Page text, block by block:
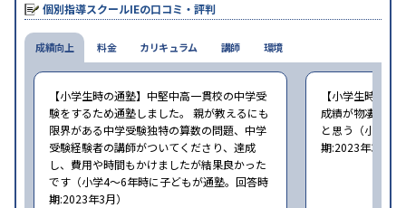
個別指導スクールIEの口コミ・評判
成績向上
【小学生時の通塾】中堅中高一貫校の中学受
験をするため通塾しました。 親が教えるにも
限界がある中学受験独特の算数の問題、中学
受験経験者の講師がついてくださり、達成
し、費用や時間もかけましたが結果良かった
です（小学4〜6年時に子どもが通塾。回答時
期:2023年3月）
【小学生時の通
成績が物凄く悪
と思う（小学6
期:2023年3月）
料金 カリキュラム 講師 環境